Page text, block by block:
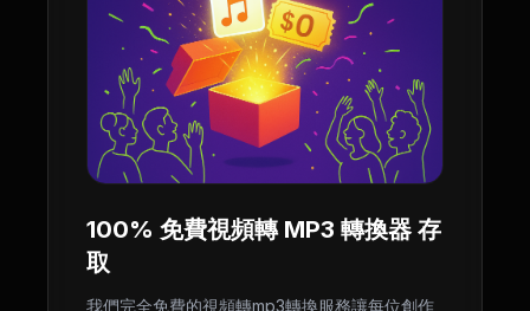
100% 免費視頻轉 MP3 轉換器 存
取
我們完全免費的視頻轉mp3轉換服務讓每位創作